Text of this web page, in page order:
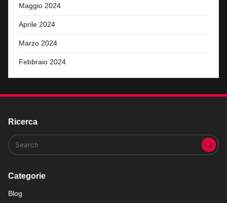
Maggio 2024
Aprile 2024
Marzo 2024
Febbraio 2024
Ricerca
Categorie
Blog